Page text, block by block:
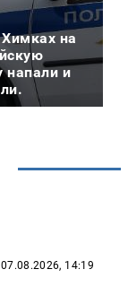
на
напали и
07.08.2026, 14:19